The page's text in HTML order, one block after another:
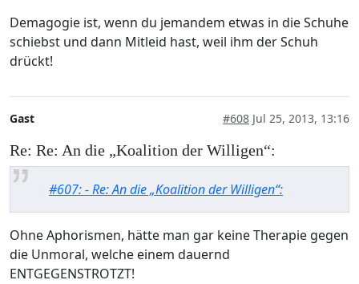
Demagogie ist, wenn du jemandem etwas in die Schuhe
schiebst und dann Mitleid hast, weil ihm der Schuh
drückt!
Gast #608 Jul 25, 2013, 13:16
Re: Re: An die „Koalition der Willigen“:
#607: - Re: An die „Koalition der Willigen“:
Ohne Aphorismen, hätte man gar keine Therapie gegen
die Unmoral, welche einem dauernd
ENTGEGENSTROTZT!